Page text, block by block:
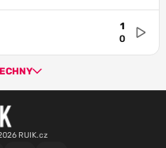
1
0
RUIK.cz